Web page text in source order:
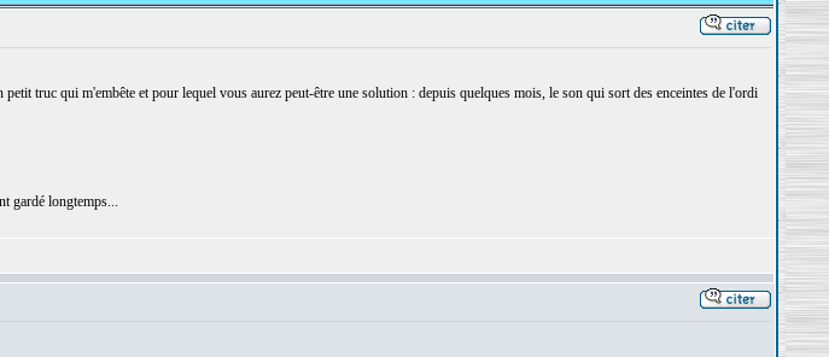
truc qui m'embête et pour lequel vous aurez peut-être une solution : depuis quelques mois, le son qui sort des enceintes de l'ordi
gardé longtemps...